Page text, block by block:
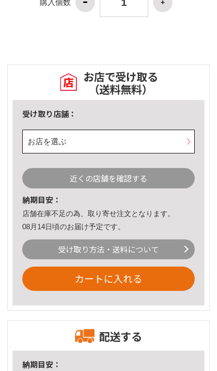
購入個数
お店で受け取る
（送料無料）
受け取り店舗：
お店を選ぶ
近くの店舗を確認する
納期目安：
店舗在庫不足の為、取り寄せ注文となります。
08月14日頃のお届け予定です。
受け取り方法・送料について
カートに入れる
配送する
納期目安：